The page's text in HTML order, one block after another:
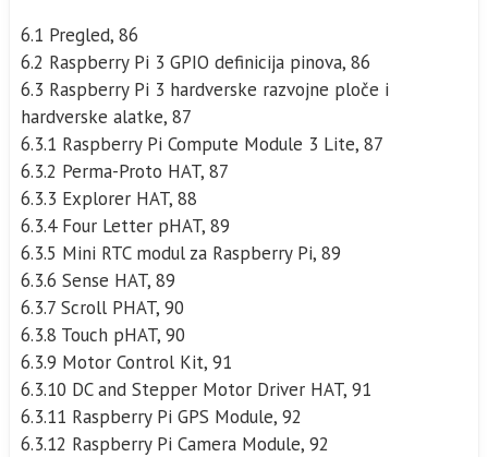
6.1 Pregled, 86
6.2 Raspberry Pi 3 GPIO definicija pinova, 86
6.3 Raspberry Pi 3 hardverske razvojne ploče i
hardverske alatke, 87
6.3.1 Raspberry Pi Compute Module 3 Lite, 87
6.3.2 Perma-Proto HAT, 87
6.3.3 Explorer HAT, 88
6.3.4 Four Letter pHAT, 89
6.3.5 Mini RTC modul za Raspberry Pi, 89
6.3.6 Sense HAT, 89
6.3.7 Scroll PHAT, 90
6.3.8 Touch pHAT, 90
6.3.9 Motor Control Kit, 91
6.3.10 DC and Stepper Motor Driver HAT, 91
6.3.11 Raspberry Pi GPS Module, 92
6.3.12 Raspberry Pi Camera Module, 92